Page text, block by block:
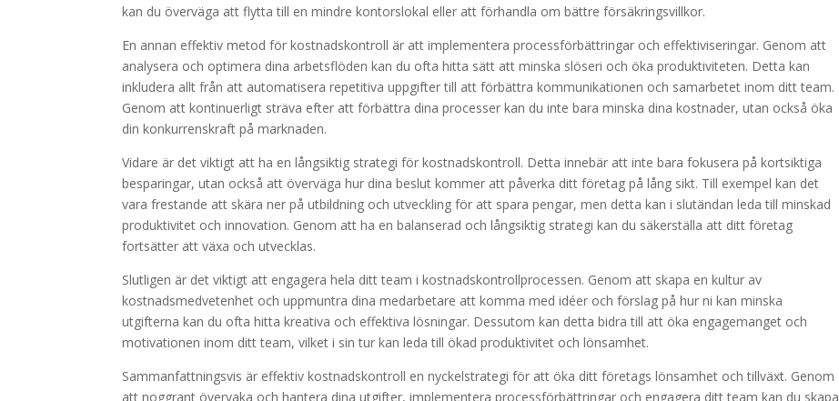
kan du överväga att flytta till en mindre kontorslokal eller att förhandla om bättre försäkringsvillkor.
En annan effektiv metod för kostnadskontroll är att implementera processförbättringar och effektiviseringar. Genom att
analysera och optimera dina arbetsflöden kan du ofta hitta sätt att minska slöseri och öka produktiviteten. Detta kan
inkludera allt från att automatisera repetitiva uppgifter till att förbättra kommunikationen och samarbetet inom ditt team.
Genom att kontinuerligt sträva efter att förbättra dina processer kan du inte bara minska dina kostnader, utan också öka
din konkurrenskraft på marknaden.
Vidare är det viktigt att ha en långsiktig strategi för kostnadskontroll. Detta innebär att inte bara fokusera på kortsiktiga
besparingar, utan också att överväga hur dina beslut kommer att påverka ditt företag på lång sikt. Till exempel kan det
vara frestande att skära ner på utbildning och utveckling för att spara pengar, men detta kan i slutändan leda till minskad
produktivitet och innovation. Genom att ha en balanserad och långsiktig strategi kan du säkerställa att ditt företag
fortsätter att växa och utvecklas.
Slutligen är det viktigt att engagera hela ditt team i kostnadskontrollprocessen. Genom att skapa en kultur av
kostnadsmedvetenhet och uppmuntra dina medarbetare att komma med idéer och förslag på hur ni kan minska
utgifterna kan du ofta hitta kreativa och effektiva lösningar. Dessutom kan detta bidra till att öka engagemanget och
motivationen inom ditt team, vilket i sin tur kan leda till ökad produktivitet och lönsamhet.
Sammanfattningsvis är effektiv kostnadskontroll en nyckelstrategi för att öka ditt företags lönsamhet och tillväxt. Genom
att noggrant övervaka och hantera dina utgifter, implementera processförbättringar och engagera ditt team kan du skapa